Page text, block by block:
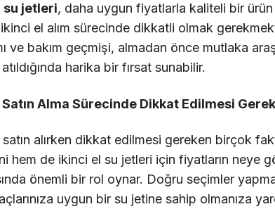
su jetleri, daha uygun fiyatlarla kaliteli bir ürün
el alım sürecinde dikkatli olmak
ve bakım geçmişi, almadan önce mutlaka
harika bir fırsat sunabilir.
Alma Sürecinde Dikkat Edilmesi
satın alırken dikkat edilmesi gereken birçok
hem de ikinci el su jetleri için fiyatların neye
önemli bir rol oynar. Doğru seçimler
uygun bir su jetine sahip olmanıza